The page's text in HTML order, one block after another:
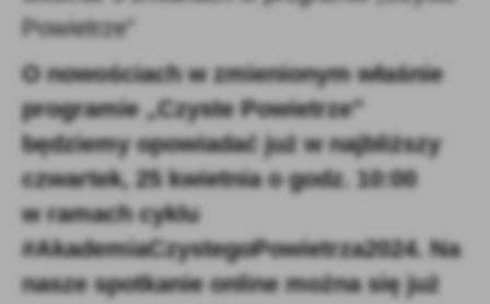
Powietrze”
O nowościach w zmienionym właśnie
programie „Czyste Powietrze”
będziemy opowiadać już w najbliższy
czwartek, 25 kwietnia o godz. 10:00
w ramach cyklu
#AkademiaCzystegoPowietrza2024. Na
nasze spotkanie online można się już